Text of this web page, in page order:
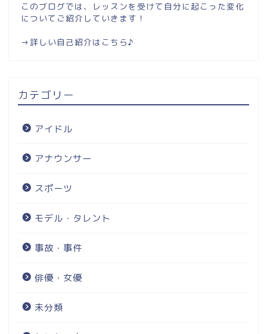
このブログでは、レッスンを受けて自分に起こった変化
についてご紹介していきます！
→ 詳しい自己紹介はこちら♪
カテゴリー
アイドル
アナウンサー
スポーツ
モデル・タレント
事故・事件
俳優・女優
未分類